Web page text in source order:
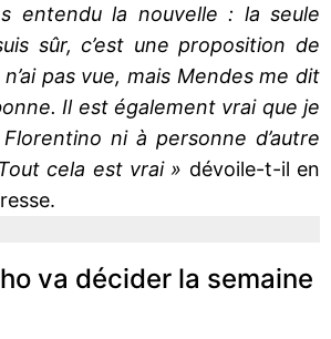
entendu la nouvelle : la seule
sûr, c’est une proposition de
pas vue, mais Mendes me dit
Il est également vrai que je
ni à personne d’autre
cela est vrai » dévoile-t-il en
va décider la semaine